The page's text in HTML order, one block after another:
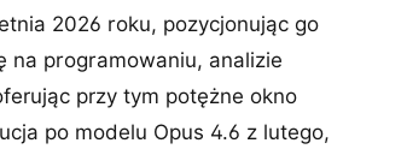
2026 roku, pozycjonując go
na programowaniu, analizie
przy tym potężne okno
po modelu Opus 4.6 z lutego,